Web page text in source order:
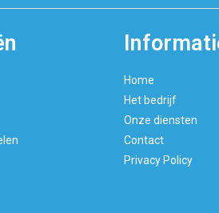
Home
Het bedrijf
Onze diensten
Contact
Privacy Policy